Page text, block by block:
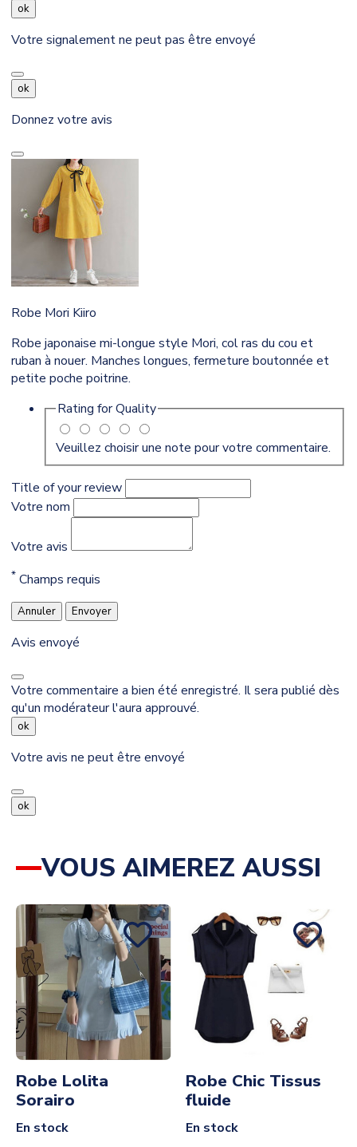
ok
Votre signalement ne peut pas être envoyé
ok
Donnez votre avis
Robe Mori Kiiro
Robe japonaise mi-longue style Mori, col ras du cou et
ruban à nouer. Manches longues, fermeture boutonnée et
petite poche poitrine.
Rating forQuality
Veuillez choisir une note pour votre commentaire.
Title of your review
Votre nom
Votre avis
* Champs requis
Annuler Envoyer
Avis envoyé
Votre commentaire a bien été enregistré. Il sera publié dès
qu'un modérateur l'aura approuvé.
ok
Votre avis ne peut être envoyé
ok
VOUS AIMEREZ AUSSI
Robe Lolita
Sorairo
En stock
Robe Chic Tissus
fluide
En stock